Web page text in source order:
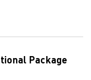
Package